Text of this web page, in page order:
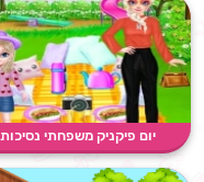
יום פיקניק משפחתי נסיכות